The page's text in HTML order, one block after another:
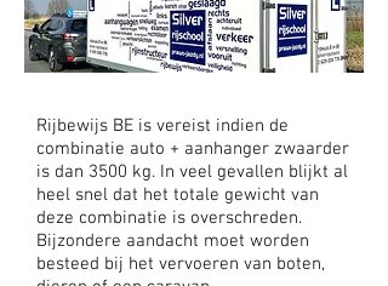
Rijbewijs BE is vereist indien de
combinatie auto + aanhanger zwaarder
is dan 3500 kg. In veel gevallen blijkt al
heel snel dat het totale gewicht van
deze combinatie is overschreden.
Bijzondere aandacht moet worden
besteed bij het vervoeren van boten,